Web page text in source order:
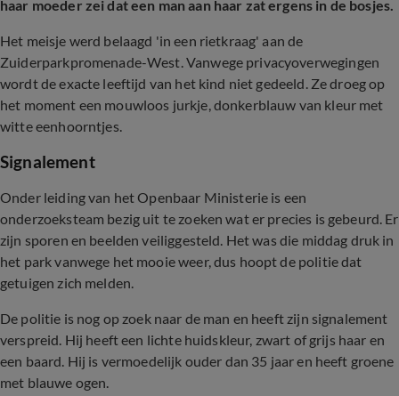
haar moeder zei dat een man aan haar zat ergens in de bosjes.
Het meisje werd belaagd 'in een rietkraag' aan de
Zuiderparkpromenade-West. Vanwege privacyoverwegingen
wordt de exacte leeftijd van het kind niet gedeeld. Ze droeg op
het moment een mouwloos jurkje, donkerblauw van kleur met
witte eenhoorntjes.
Signalement
Onder leiding van het Openbaar Ministerie is een
onderzoeksteam bezig uit te zoeken wat er precies is gebeurd. Er
zijn sporen en beelden veiliggesteld. Het was die middag druk in
het park vanwege het mooie weer, dus hoopt de politie dat
getuigen zich melden.
De politie is nog op zoek naar de man en heeft zijn signalement
verspreid. Hij heeft een lichte huidskleur, zwart of grijs haar en
een baard. Hij is vermoedelijk ouder dan 35 jaar en heeft groene
met blauwe ogen.